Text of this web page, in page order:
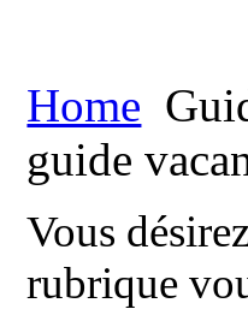
Home
guide
Vous
rubrique